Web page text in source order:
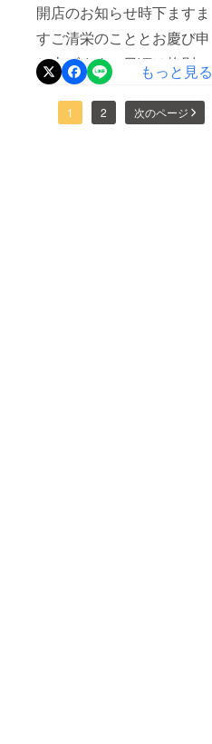
1/10（金）ピザとか、パス
タとか、その界隈。
【biyooon】lunch time
time18:00-23:00(22:30L.O)
ね！って感じで心よりお待
ち申し上げております。ま
ずは略儀ながら書中をもっ
て開店のご挨拶を申し上げ
ます。2025年1月・プレ
ます。JR難波付近で犬連れ
オッケーなテラスあり！こ
こで【子供の居場所作り】
子供食堂も開催して行くと
こになりました！ぜひ近く
異なるところがございま
す。クラウドファンディン
グにご支援して頂いたかた
ヤーでの内容確認お願いし
開店のお知らせ時下ますま
すご清栄のこととお慶び申
し上げます。日頃は格別の
ご愛顧を賜り心より感謝申
し上げます。さて、このた
もっと見る
1 2 次のページ